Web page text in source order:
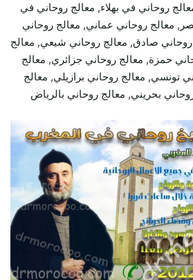
روحاني في بهلاء, معالج روحاني في
معالج روحاني عماني, معالج روحاني
صادق, معالج روحاني شيعي, معالج
حمزة, معالج روحاني جزائري, معالج
تونسي, معالج روحاني برازيلي, معالج
بحريني, معالج روحاني بالرياض